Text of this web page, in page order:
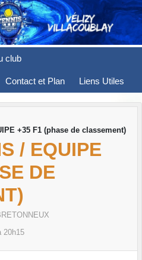
club
Contact et Plan Liens Utiles
+35 F1 (phase de classement)
/ EQUIPE
DE
20h15